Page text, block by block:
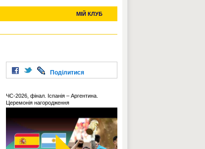
МІЙ КЛУБ
УСІ ТРАНСФЕРИ
Поділитися
ЧС-2026, фінал. Іспанія – Аргентина.
Церемонія нагородження